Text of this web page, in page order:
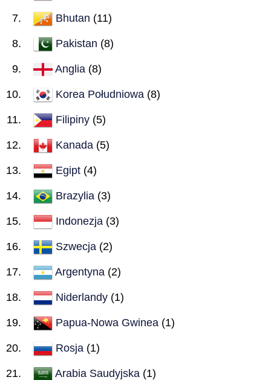
Bhutan (11)
Pakistan (8)
Anglia (8)
Korea Południowa (8)
Filipiny (5)
Kanada (5)
Egipt (4)
Brazylia (3)
Indonezja (3)
Szwecja (2)
Argentyna (2)
Niderlandy (1)
Papua-Nowa Gwinea (1)
Rosja (1)
Arabia Saudyjska (1)